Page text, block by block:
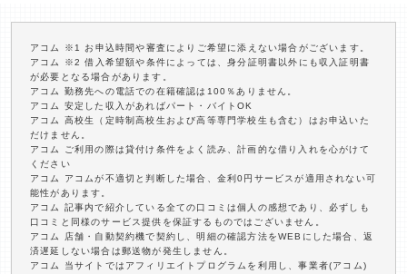
アコム ※1 お申込時間や審査によりご希望に添えない場合がございます。
アコム ※2 借入希望額や条件によっては、身分証明書以外にも収入証明書
が必要となる場合があります。
アコム 勤務先への電話での在籍確認は100％ありません。
アコム 安定した収入があればパート・バイトOK
アコム 高校生（定時制高校生および高等専門学校生も含む）はお申込いた
だけません。
アコム ご利用の際は貸付け条件をよく読み、計画的な借り入れを心がけて
ください
アコム アコムが不適切と判断した場合、金利0円サービスが適用されない可
能性があります。
アコム 記事内で紹介している全ての口コミは個人の感想であり、必ずしも
口コミと同様のサービス提供を保証するものではございません。
アコム 店舗・自動契約機で契約し、明細の確認方法をWEBにした場合、返
済遅延しない場合は郵送物が発生しません。
アコム 当サイトではアフィリエイトプログラムを利用し、事業者(アコム)